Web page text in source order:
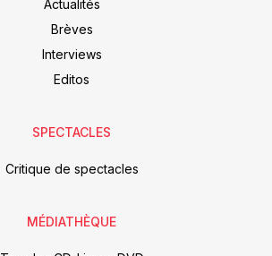
Actualités
Brèves
Interviews
Editos
SPECTACLES
Critique de spectacles
MÉDIATHÈQUE